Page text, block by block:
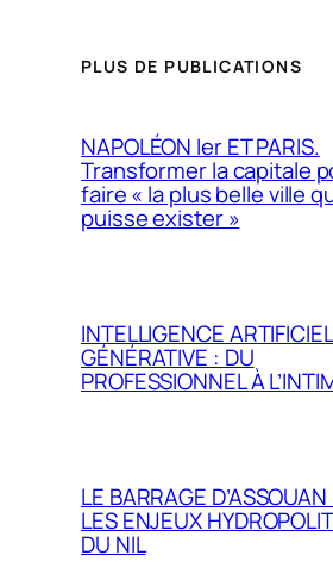
PLUS DE PUBLICATIONS
NAPOLÉON Ier ET PARIS.
Transformer la capitale
faire « la plus belle ville
puisse exister »
INTELLIGENCE
GÉNÉRATIVE : DU
PROFESSIONNEL À
LE BARRAGE
LES ENJEUX
DU NIL